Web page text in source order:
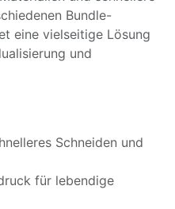
Bundle-
eine vielseitige Lösung
und
Schneiden und
für lebendige